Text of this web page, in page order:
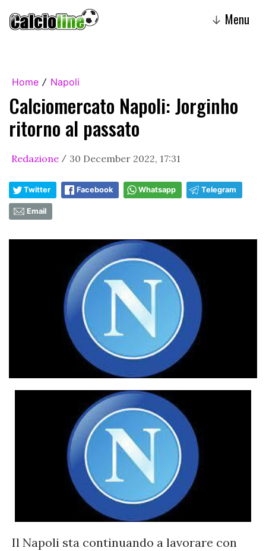
↓ Menu
Home / Napoli
Calciomercato Napoli: Jorginho
ritorno al passato
Redazione / 30 December 2022, 17:31
Twitter Facebook Whatsapp Telegram
Email
Il Napoli sta continuando a lavorare con